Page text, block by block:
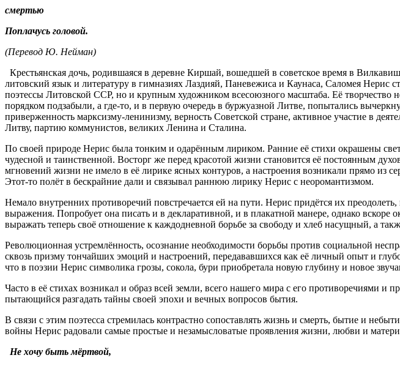
смертью
Поплачусь головой.
(Перевод Ю. Нейман)
Крестьянская дочь, родившаяся в деревне Киршай, вошедшей в советское время в
литовский язык и литературу в гимназиях Лаздияй, Паневежиса и Каунаса, Саломея Нерис
поэтессы Литовской ССР, но и крупным художником всесоюзного масштаба. Её
порядком подзабыли, а где-то, и в первую очередь в буржуазной Литве, попытались
приверженность марксизму-ленинизму, верность Советской стране, активное участие в
Литву, партию коммунистов, великих Ленина и Сталина.
По своей природе Нерис была тонким и одарённым лириком. Ранние её стихи окрашены
чудесной и таинственной. Восторг же перед красотой жизни становится её постоянным
мгновений жизни не имело в её лирике ясных контуров, а настроения возникали прямо из
Этот-то полёт в бескрайние дали и связывал раннюю лирику Нерис с неоромантизмом.
Немало внутренних противоречий повстречается ей на пути. Нерис придётся их
выражения. Попробует она писать и в декларативной, и в плакатной манере, однако вскоре
выражать теперь своё отношение к каждодневной борьбе за свободу и хлеб насущный, а
Революционная устремлённость, осознание необходимости борьбы против социальной
сквозь призму тончайших эмоций и настроений, передававшихся как её личный опыт и
что в поэзии Нерис символика грозы, сокола, бури приобретала новую глубину и новое
Часто в её стихах возникал и образ всей земли, всего нашего мира с его
пытающийся разгадать тайны своей эпохи и вечных вопросов бытия.
В связи с этим поэтесса стремилась контрастно сопоставлять жизнь и смерть, бытие и
войны Нерис радовали самые простые и незамысловатые проявления жизни, любви и
Не хочу быть мёртвой,